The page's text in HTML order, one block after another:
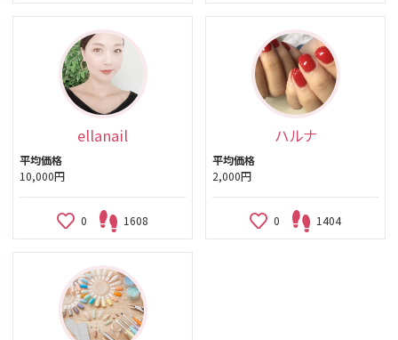
ellanail
平均価格
10,000円
0 1608
ハルナ
平均価格
2,000円
0 1404